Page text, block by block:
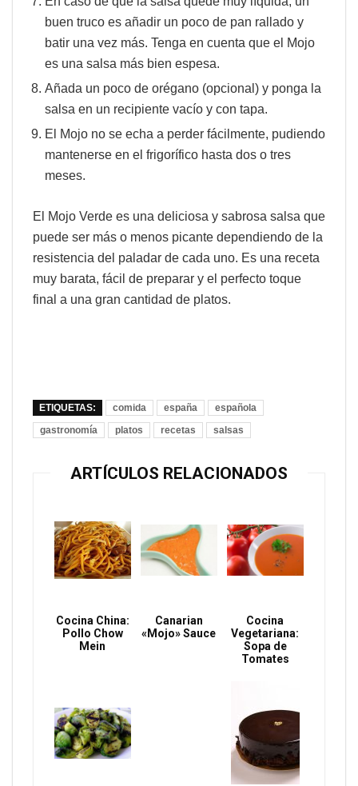
buen truco es añadir un poco de pan rallado y
batir una vez más. Tenga en cuenta que el Mojo
es una salsa más bien espesa.
Añada un poco de orégano (opcional) y ponga la
salsa en un recipiente vacío y con tapa.
El Mojo no se echa a perder fácilmente, pudiendo
mantenerse en el frigorífico hasta dos o tres
meses.
El Mojo Verde es una deliciosa y sabrosa salsa que
puede ser más o menos picante dependiendo de la
resistencia del paladar de cada uno. Es una receta
muy barata, fácil de preparar y el perfecto toque
final a una gran cantidad de platos.
ETIQUETAS: comida españa
española
gastronomía
platos recetas salsas
ARTÍCULOS RELACIONADOS
Cocina China:
Pollo Chow
Mein
Canarian
«Mojo» Sauce
Cocina
Vegetariana:
Sopa de
Tomates